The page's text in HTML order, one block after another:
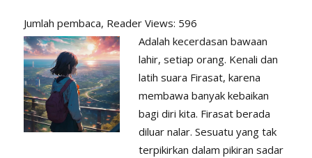
Jumlah pembaca, ReaderViews: 596
Adalah kecerdasan bawaan
lahir, setiap orang. Kenali dan
latih suara Firasat, karena
membawa banyak kebaikan
bagi diri kita. Firasat berada
diluar nalar. Sesuatu yang tak
terpikirkan dalam pikiran sadar